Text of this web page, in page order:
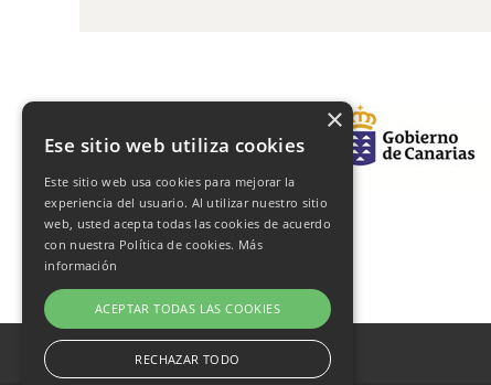
×
Ese sitio web utiliza cookies
Este sitio web usa cookies para mejorar la
experiencia del usuario. Al utilizar nuestro sitio
web, usted acepta todas las cookies de acuerdo
con nuestra Política de cookies. Más
información
ACEPTAR TODAS LAS COOKIES
RECHAZAR TODO